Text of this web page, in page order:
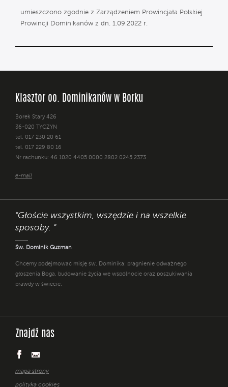
umieszczono zgodnie z Zarządzeniem Prowincjała Polskiej
Prowincji Dominikanów z dn. 1.09.2022 r.
Klasztor oo. Dominikanów w Borku
Borek Stary 426
36-020 TYCZYN
tel. 017 230 20 61
tel. 017 229 80 16
Nr rachunku: 46 1020 4405 0000 2802 0245 2373
e-mail
"Głoście wszystkim, wszędzie i na wszelkie
sposoby. "
Św. Dominik Guzman
Chcemy podejmować misję św. Dominika: pragnienie odważnego
głoszenia Boga, budowanie życia we wspólnocie oraz poszukiwania
prawdy w świecie.
Znajdź nas
mapa strony
polityka cookies